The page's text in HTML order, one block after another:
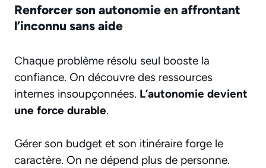
Renforcer son autonomie en affrontant
l’inconnu sans aide
Chaque problème résolu seul booste la
confiance. On découvre des ressources
internes insoupçonnées. L’autonomie devient
une force durable.
Gérer son budget et son itinéraire forge le
caractère. On ne dépend plus de personne.